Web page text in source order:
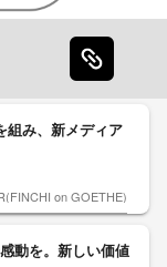
組み、新メディア
on GOETHE)
動を。新しい価値